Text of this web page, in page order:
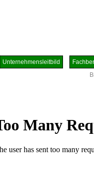
Unternehmensleitbild